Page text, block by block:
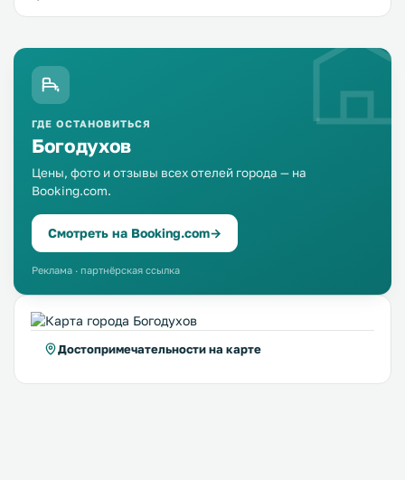
ГДЕ ОСТАНОВИТЬСЯ
Богодухов
Цены, фото и отзывы всех отелей города — на
Booking.com.
Смотреть на Booking.com→
Реклама · партнёрская ссылка
Достопримечательности на карте